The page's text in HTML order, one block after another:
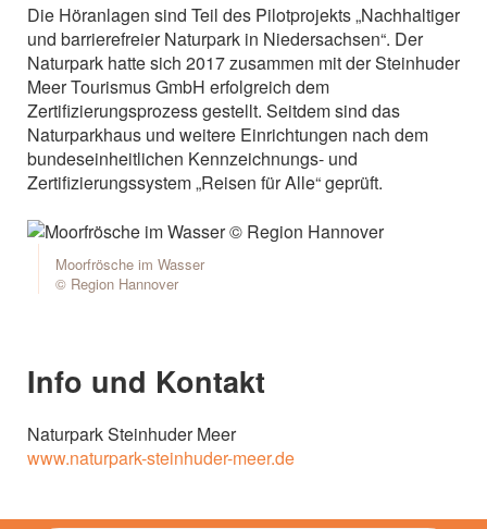
Die Höranlagen sind Teil des Pilotprojekts „Nachhaltiger
und barrierefreier Naturpark in Niedersachsen“. Der
Naturpark hatte sich 2017 zusammen mit der Steinhuder
Meer Tourismus GmbH erfolgreich dem
Zertifizierungsprozess gestellt. Seitdem sind das
Naturparkhaus und weitere Einrichtungen nach dem
bundeseinheitlichen Kennzeichnungs- und
Zertifizierungssystem „Reisen für Alle“ geprüft.
Moorfrösche im Wasser
© Region Hannover
Info und Kontakt
Naturpark Steinhuder Meer
www.naturpark-steinhuder-meer.de